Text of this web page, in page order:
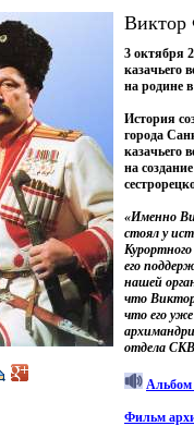
3 октября
казачьего
на родине
История
города
казачьего
на
«Именно
стоял у
Курортного
его
нашей
что
что его
отдела
Альбом
Фильм